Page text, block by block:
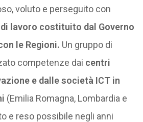
voluto e perseguito con
lavoro costituito dal Governo
le Regioni. Un gruppo di
competenze dai centri
e dalle società ICT in
(Emilia Romagna, Lombardia e
e reso possibile negli anni